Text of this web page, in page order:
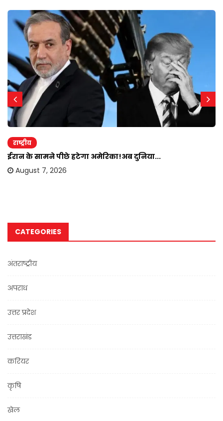
राष्ट्रीय
ईरान के सामने पीछे हटेगा अमेरिका!अब दुनिया...
August 7, 2026
CATEGORIES
अंतराष्ट्रीय
अपराध
उत्तर प्रदेश
उत्तराखंड
करियर
कृषि
खेल